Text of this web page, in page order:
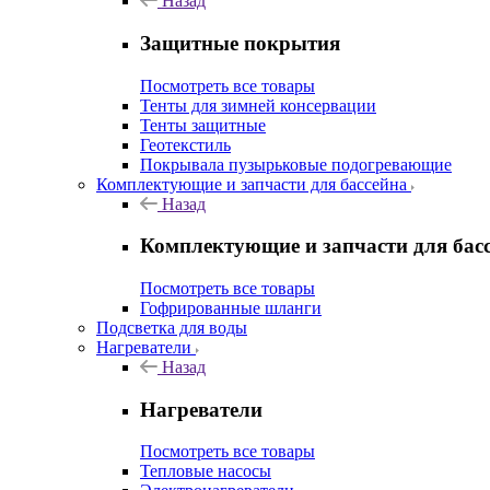
Защитные покрытия
Посмотреть все товары
Тенты для зимней консервации
Тенты защитные
Геотекстиль
Покрывала пузырьковые подогревающие
Комплектующие и запчасти для бассейна
Назад
Комплектующие и запчасти для
Посмотреть все товары
Гофрированные шланги
Подсветка для воды
Нагреватели
Назад
Нагреватели
Посмотреть все товары
Тепловые насосы